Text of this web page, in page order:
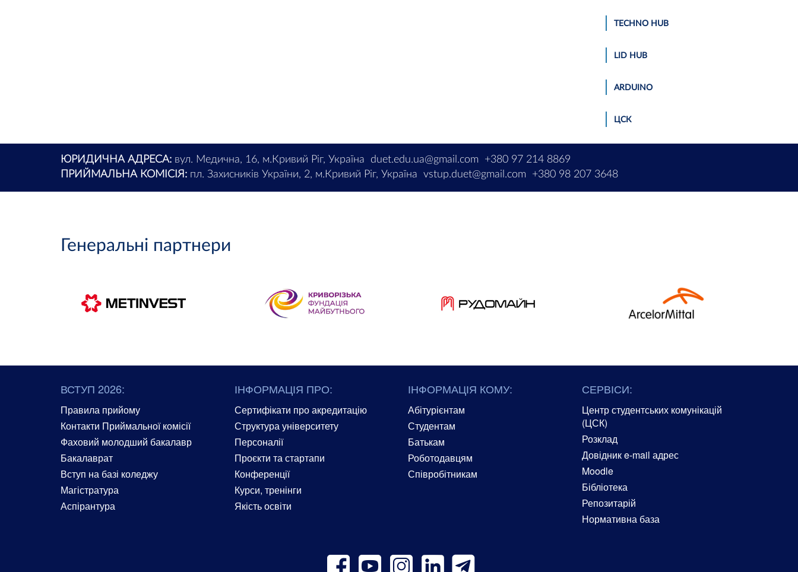
TECHNO HUB
LID HUB
АRDUINO
ЦСК
ЮРИДИЧНА АДРЕСА: вул. Медична, 16, м.Кривий Ріг, Україна duet.edu.ua@gmail.com
+380 97 214 8869
ПРИЙМАЛЬНА КОМІСІЯ: пл. Захисників України, 2, м.Кривий Ріг, Україна vstup.duet@gmail.com +380 98 207 3648
Генеральні партнери
ВСТУП 2026:
Правила прийому
Контакти Приймальної комісії
Фаховий молодший бакалавр
Бакалаврат
Вступ на базі коледжу
Магістратура
Аспірантура
ІНФОРМАЦІЯ ПРО:
Сертифікати про акредитацію
Структура університету
Персоналії
Проєкти та стартапи
Конференції
Курси, тренінги
Якість освіти
ІНФОРМАЦІЯ КОМУ:
Абітурієнтам
Студентам
Батькам
Роботодавцям
Співробітникам
СЕРВІСИ:
Центр студентських комунікацій
(ЦСК)
Розклад
Довідник e-mail адрес
Moodle
Бібліотека
Репозитарій
Нормативна база